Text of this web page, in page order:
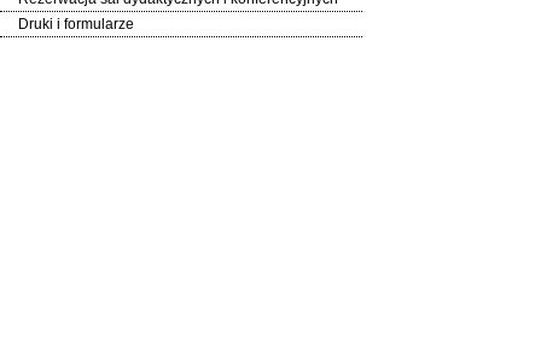
Druki i formularze